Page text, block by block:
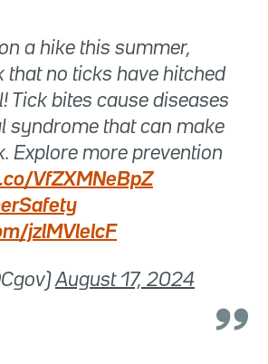
a hike this summer,
that no ticks have hitched
Tick bites cause diseases
syndrome that can make
Explore more prevention
VfZXMNeBpZ
jzlMVlelcF
August 17, 2024